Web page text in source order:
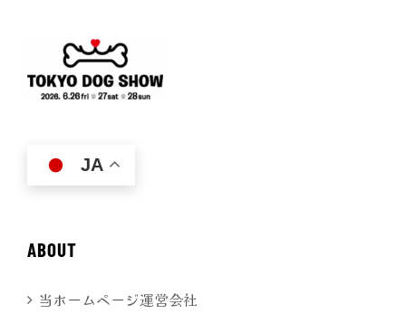
JA
ABOUT
当ホームページ運営会社